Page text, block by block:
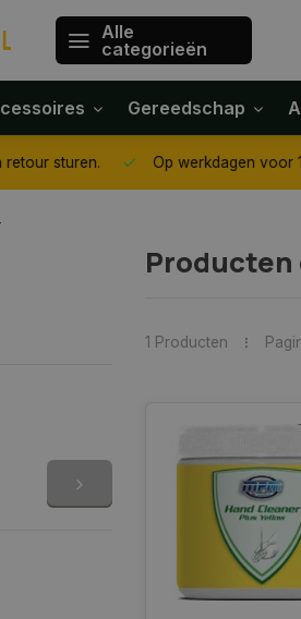
Alle
categorieën
Gereedschap
Op werkdagen voor 14.00
Producten
1 Producten